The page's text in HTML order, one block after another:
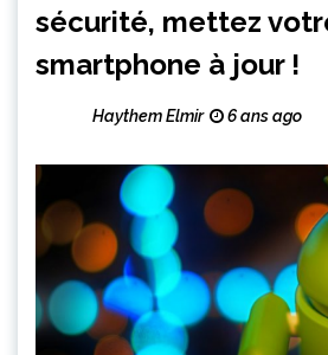
sécurité, mettez
smartphone à jour !
Haythem Elmir 6 ans ago